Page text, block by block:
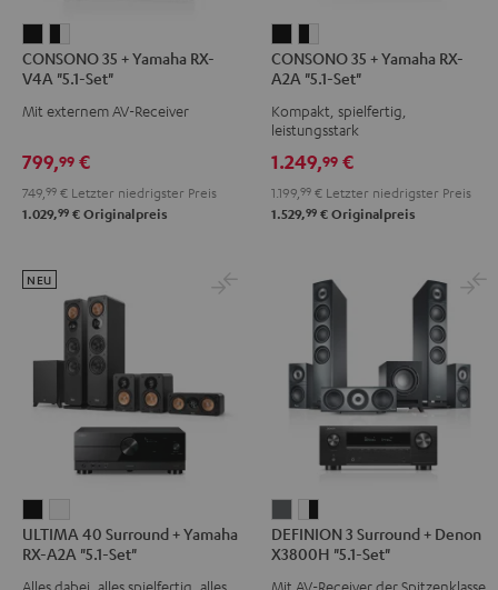
35
+
Yamaha
V4A
"5.1-
Set"
35
+
Yamaha
V4A
"5.1-
Set"
Weiß
CONSONO 35 + Yamaha RX-
V4A "5.1-Set"
Mit externem AV-Receiver
799,99 €
749, 99 € Letzter niedrigster Preis
1.029,99 € Originalpreis
35
+
Yamaha
RX-
A2A
"5.1-
Set"
35
+
Yamaha
RX-
A2A
"5.1-
Set"
/
Weiß
CONSONO 35 + Yamaha RX-
A2A "5.1-Set"
Kompakt, spielfertig,
leistungsstark
1.249,99 €
1.199, 99 € Letzter niedrigster Preis
1.529,99 € Originalpreis
40
Surround
40
Surround
ULTIMA 40 Surround + Yamaha
RX-A2A "5.1-Set"
Alles dabei, alles spielfertig, alles
NEU
3
Surround
3
Surround
DEFINION 3 Surround + Denon
X3800H "5.1-Set"
Mit AV-Receiver der Spitzenklasse